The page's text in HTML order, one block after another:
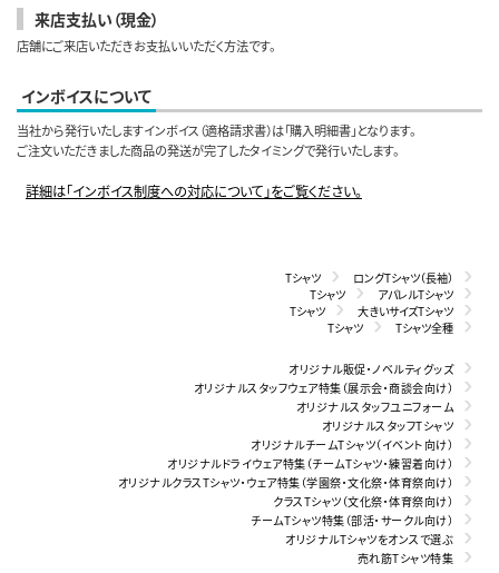
来店支払い（現金）
店舗にご来店いただきお支払いいただく方法です。
インボイスについて
当社から発行いたしますインボイス（適格請求書）は「購入明細書」となります。
ご注文いただきました商品の発送が完了したタイミングで発行いたします。
詳細は「インボイス制度への対応について」をご覧ください。
Tシャツ
ロングTシャツ（長袖）
Tシャツ
アパレルTシャツ
Tシャツ
大きいサイズTシャツ
Tシャツ
Tシャツ全種
オリジナル販促・ノベルティグッズ
オリジナルスタッフウェア特集（展示会・商談会向け）
オリジナルスタッフユニフォーム
オリジナルスタッフTシャツ
オリジナルチームTシャツ（イベント向け）
オリジナルドライウェア特集（チームTシャツ・練習着向け）
オリジナルクラスTシャツ・ウェア特集（学園祭・文化祭・体育祭向け）
クラスTシャツ（文化祭・体育祭向け）
チームTシャツ特集（部活・サークル向け）
オリジナルTシャツをオンスで選ぶ
売れ筋Tシャツ特集